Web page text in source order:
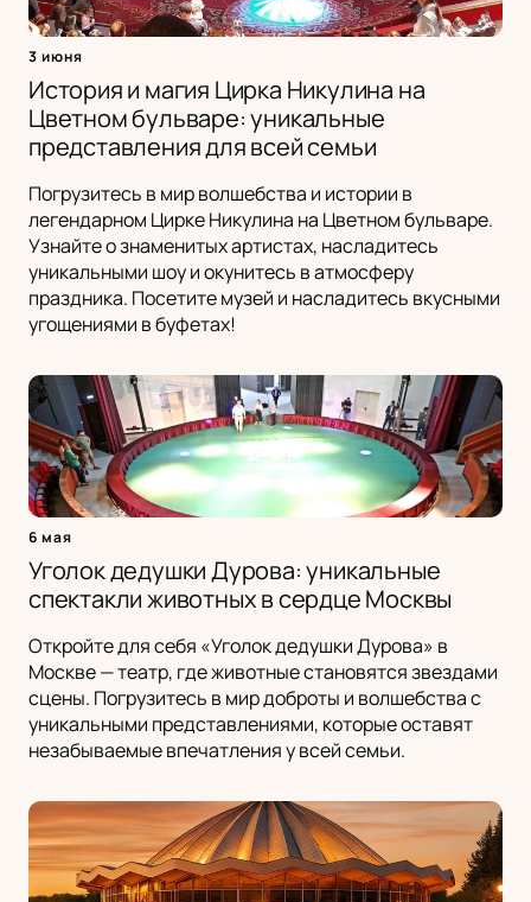
3 июня
История и магия Цирка Никулина на
Цветном бульваре: уникальные
представления для всей семьи
Погрузитесь в мир волшебства и истории в
легендарном Цирке Никулина на Цветном бульваре.
Узнайте о знаменитых артистах, насладитесь
уникальными шоу и окунитесь в атмосферу
праздника. Посетите музей и насладитесь вкусными
угощениями в буфетах!
6 мая
Уголок дедушки Дурова: уникальные
спектакли животных в сердце Москвы
Откройте для себя «Уголок дедушки Дурова» в
Москве — театр, где животные становятся звездами
сцены. Погрузитесь в мир доброты и волшебства с
уникальными представлениями, которые оставят
незабываемые впечатления у всей семьи.